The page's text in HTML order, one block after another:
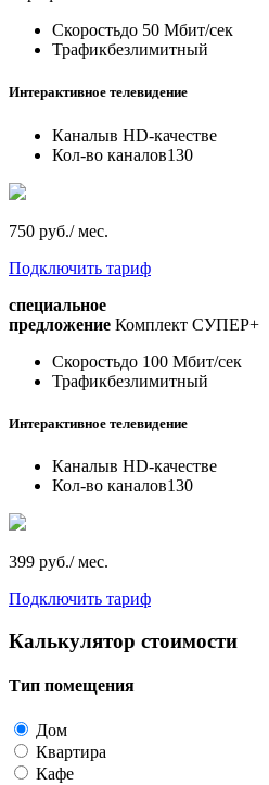
Скоростьдо 50 Мбит/сек
Трафикбезлимитный
Интерактивное телевидение
Каналыв HD-качестве
Кол-во каналов130
750 руб./ мес.
Подключить тариф
специальное
предложение Комплект СУПЕР+
Скоростьдо 100 Мбит/сек
Трафикбезлимитный
Интерактивное телевидение
Каналыв HD-качестве
Кол-во каналов130
399 руб./ мес.
Подключить тариф
Калькулятор стоимости
Тип помещения
Дом
Квартира
Кафе